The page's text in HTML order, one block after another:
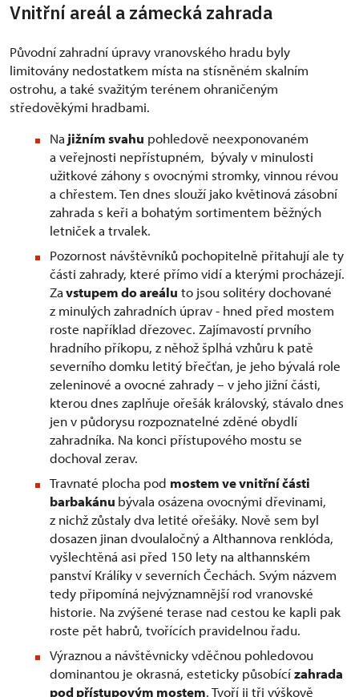
Vnitřní areál a zámecká zahrada
Původní zahradní úpravy vranovského hradu byly
limitovány nedostatkem místa na stísněném skalním
ostrohu, a také svažitým terénem ohraničeným
středověkými hradbami.
Na jižním svahu pohledově neexponovaném
a veřejnosti nepřístupném, bývaly v minulosti
užitkové záhony s ovocnými stromky, vinnou révou
a chřestem. Ten dnes slouží jako květinová zásobní
zahrada s keři a bohatým sortimentem běžných
letniček a trvalek.
Pozornost návštěvníků pochopitelně přitahují ale ty
části zahrady, které přímo vidí a kterými procházejí.
Zavstupem do areálu to jsou solitéry dochované
z minulých zahradních úprav - hned před mostem
roste například dřezovec. Zajímavostí prvního
hradního příkopu, z něhož šplhá vzhůru k patě
severního domku letitý břečťan, je jeho bývalá role
zeleninové a ovocné zahrady – v jeho jižní části,
kterou dnes zaplňuje ořešák královský, stávalo dnes
jen v půdorysu rozpoznatelné zděné obydlí
zahradníka. Na konci přístupového mostu se
dochoval zerav.
Travnaté plocha pod mostem ve vnitřní části
barbakánu bývala osázena ovocnými dřevinami,
z nichž zůstaly dva letité ořešáky. Nově sem byl
dosazen jinan dvoulaločný a Althannova renklóda,
vyšlechtěná asi před 150 lety na althannském
panství Králíky v severních Čechách. Svým názvem
tedy připomíná nejvýznamnější rod vranovské
historie. Na zvýšené terase nad cestou ke kapli pak
roste pět habrů, tvořících pravidelnou řadu.
Výraznou a návštěvnicky vděčnou pohledovou
dominantou je okrasná, esteticky působícízahrada
pod přístupovým mostem. Tvoří ji tři výškově